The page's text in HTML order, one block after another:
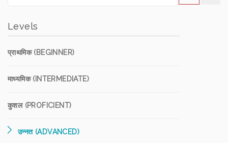
Levels
प्राथमिक (BEGINNER)
माध्यमिक (INTERMEDIATE)
कुशल (PROFICIENT)
उन्नत (ADVANCED)